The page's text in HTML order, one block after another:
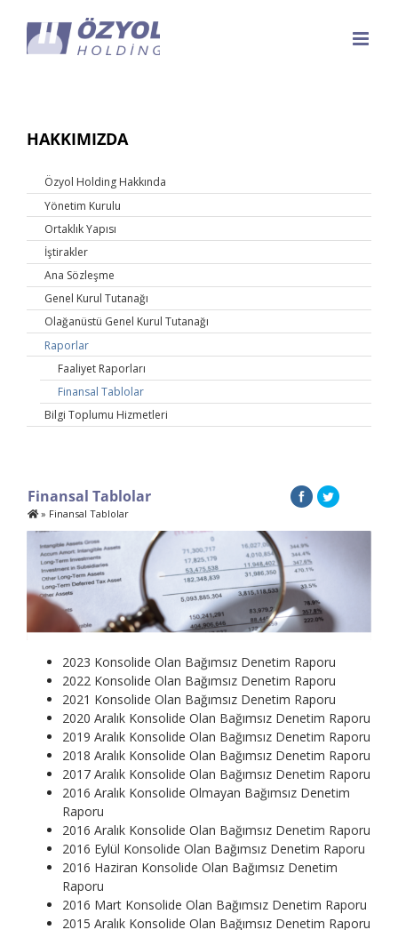
content
HAKKIMIZDA
Özyol Holding Hakkında
Yönetim Kurulu
Ortaklık Yapısı
İştirakler
Ana Sözleşme
Genel Kurul Tutanağı
Olağanüstü Genel Kurul Tutanağı
Raporlar
Faaliyet Raporları
Finansal Tablolar
Bilgi Toplumu Hizmetleri
Finansal Tablolar
» Finansal Tablolar
2023 Konsolide Olan Bağımsız Denetim Raporu
2022 Konsolide Olan Bağımsız Denetim Raporu
2021 Konsolide Olan Bağımsız Denetim Raporu
2020 Aralık Konsolide Olan Bağımsız Denetim Raporu
2019 Aralık Konsolide Olan Bağımsız Denetim Raporu
2018 Aralık Konsolide Olan Bağımsız Denetim Raporu
2017 Aralık Konsolide Olan Bağımsız Denetim Raporu
2016 Aralık Konsolide Olmayan Bağımsız Denetim
Raporu
2016 Aralık Konsolide Olan Bağımsız Denetim Raporu
2016 Eylül Konsolide Olan Bağımsız Denetim Raporu
2016 Haziran Konsolide Olan Bağımsız Denetim
Raporu
2016 Mart Konsolide Olan Bağımsız Denetim Raporu
2015 Aralık Konsolide Olan Bağımsız Denetim Raporu